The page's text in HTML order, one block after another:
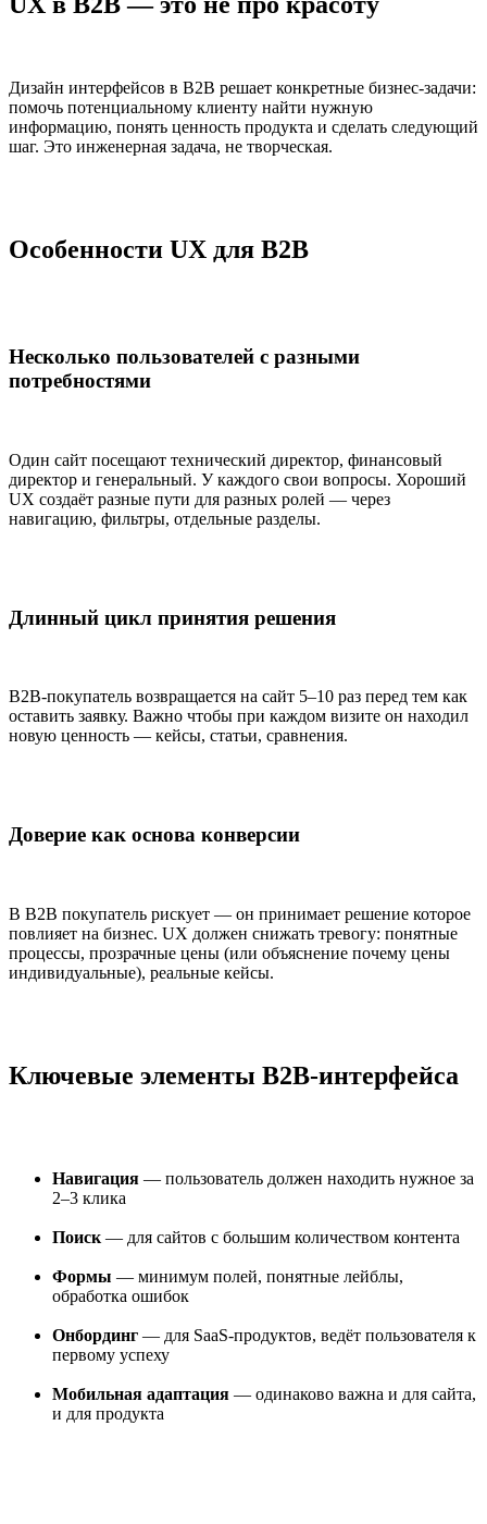
Дизайн интерфейсов в B2B решает конкретные бизнес-задачи:
помочь потенциальному клиенту найти нужную
информацию, понять ценность продукта и сделать следующий
шаг. Это инженерная задача, не творческая.
Особенности UX для B2B
Несколько пользователей с разными
потребностями
Один сайт посещают технический директор, финансовый
директор и генеральный. У каждого свои вопросы. Хороший
UX создаёт разные пути для разных ролей — через
навигацию, фильтры, отдельные разделы.
Длинный цикл принятия решения
B2B-покупатель возвращается на сайт 5–10 раз перед тем как
оставить заявку. Важно чтобы при каждом визите он находил
новую ценность — кейсы, статьи, сравнения.
Доверие как основа конверсии
В B2B покупатель рискует — он принимает решение которое
повлияет на бизнес. UX должен снижать тревогу: понятные
процессы, прозрачные цены (или объяснение почему цены
индивидуальные), реальные кейсы.
Ключевые элементы B2B-интерфейса
Навигация — пользователь должен находить нужное за
2–3 клика
Поиск — для сайтов с большим количеством контента
Формы — минимум полей, понятные лейблы,
обработка ошибок
Онбординг — для SaaS-продуктов, ведёт пользователя к
первому успеху
Мобильная адаптация — одинаково важна и для сайта,
и для продукта